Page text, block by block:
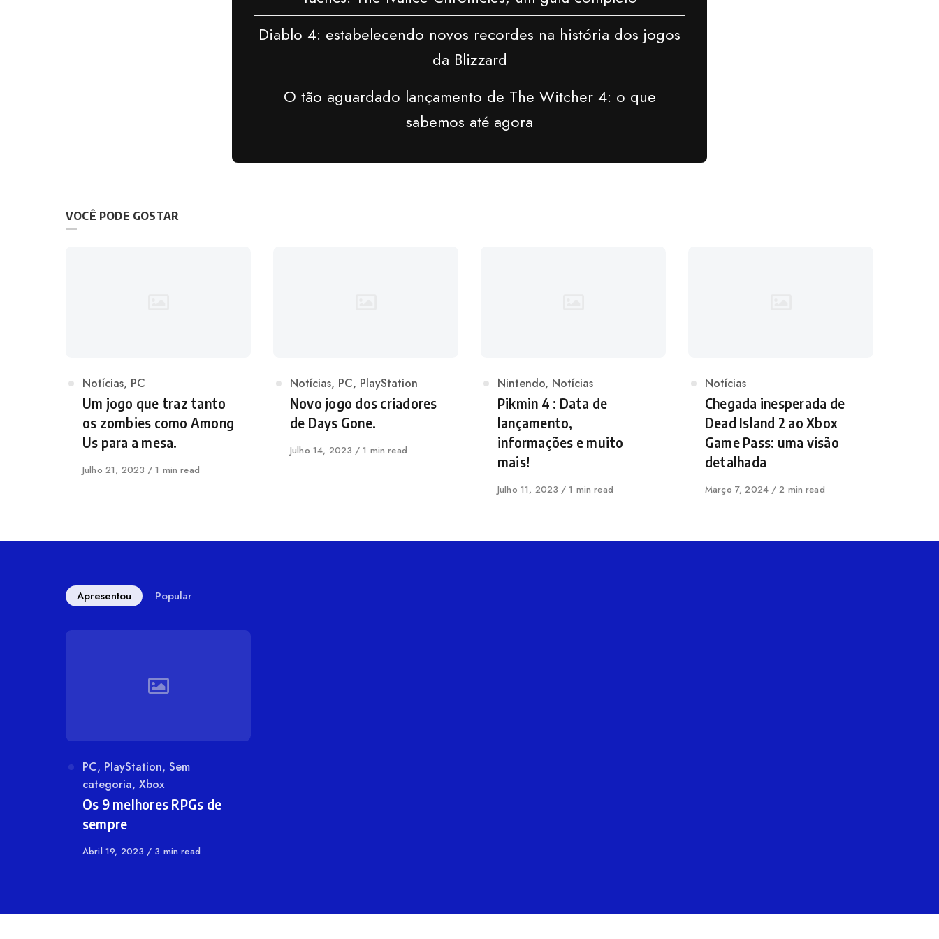
Diablo 4: estabelecendo novos recordes na história dos jogos
da Blizzard
O tão aguardado lançamento de The Witcher 4: o que
sabemos até agora
VOCÊ PODE GOSTAR
Categoria
Notícias, PC
Um jogo que traz tanto
os zombies como Among
Us para a mesa.
Publicado
Julho 21, 2023 1 min read
Categoria
Notícias, PC, PlayStation
Novo jogo dos criadores
de Days Gone.
Publicado
Julho 14, 2023 1 min read
Categoria
Nintendo, Notícias
Pikmin 4 : Data de
lançamento,
informações e muito
mais!
Publicado
Julho 11, 2023 1 min read
Categoria
Notícias
Chegada inesperada de
Dead Island 2 ao Xbox
Game Pass: uma visão
detalhada
Publicado
Março 7, 2024 2 min read
Apresentou Popular
Categoria
PC, PlayStation, Sem
categoria, Xbox
Os 9 melhores RPGs de
sempre
Publicado
Abril 19, 2023 3 min read